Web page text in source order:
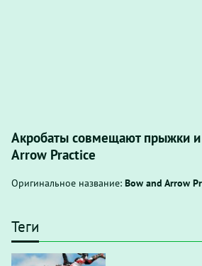
Акробаты совмещают прыжки и
Arrow Practice
Оригинальное название: Bow and Arrow
Теги